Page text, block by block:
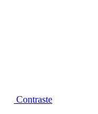
Contraste